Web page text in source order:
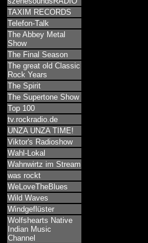
TAXIM RECORDS
Telefon-Talk
The Abbey Metal
Show
The Final Season
The great old Classic
Rock Years
The Spirit
The Supertone Show
Top 100
tv.rockradio.de
UNZA UNZA TIME!
Viktor's Radioshow
Wahl-Lokal
Wahnwirtz im Stream
was rockt
WeLoveTheBlues
Wild Waves
Windgeflüster
Wolfshearts Native
Indian Music
Channel